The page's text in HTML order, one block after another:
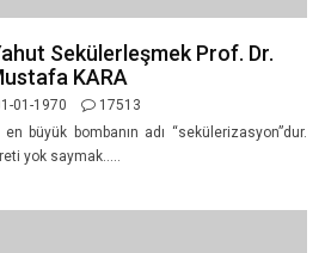
Sekülerleşmek Prof. Dr.
KARA
01-1970
17513
en büyük bombanın adı “sekülerizasyon”dur.
yok saymak…..